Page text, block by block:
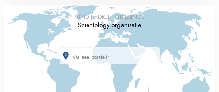
VIND JE DICHTSTBIJZIJNDE
Scientology organisatie